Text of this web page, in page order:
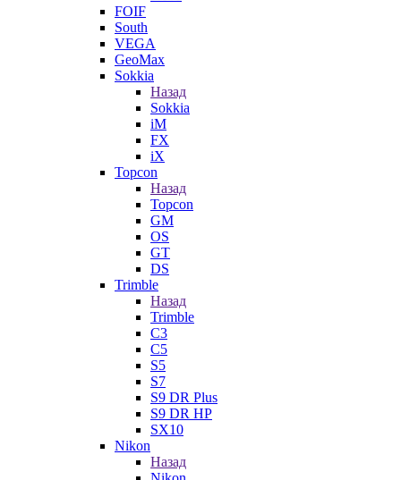
FOIF
South
VEGA
GeoMax
Sokkia
Назад
Sokkia
iM
FX
iX
Topcon
Назад
Topcon
GM
OS
GT
DS
Trimble
Назад
Trimble
C3
C5
S5
S7
S9 DR Plus
S9 DR HP
SX10
Nikon
Назад